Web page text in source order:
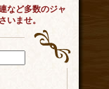
など多数のジャ
いませ。